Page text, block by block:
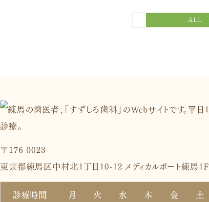
ALL
〒176-0023
東京都練馬区中村北1丁目10-12 メディカルポート練馬1F
診療時間 月 火 水 木 金 土